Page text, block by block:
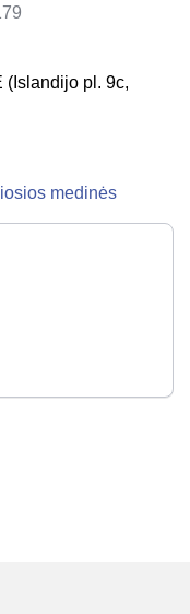
pl. 9c,
medinės